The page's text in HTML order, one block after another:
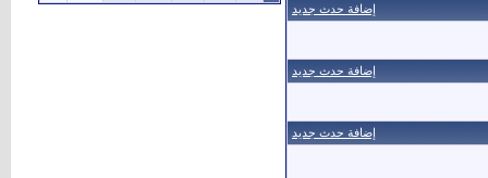
إضافة حدث جديد
إضافة حدث جديد
إضافة حدث جديد